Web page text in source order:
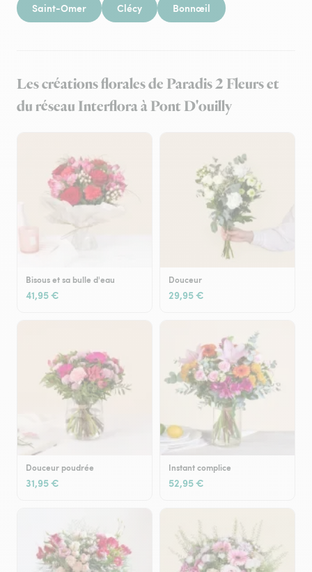
Saint-Omer Clécy Bonnœil
Les créations florales de Paradis 2 Fleurs et
du réseau Interflora à Pont D'ouilly
Bisous et sa bulle d'eau
41,95 €
Douceur
29,95 €
Douceur poudrée
31,95 €
Instant complice
52,95 €